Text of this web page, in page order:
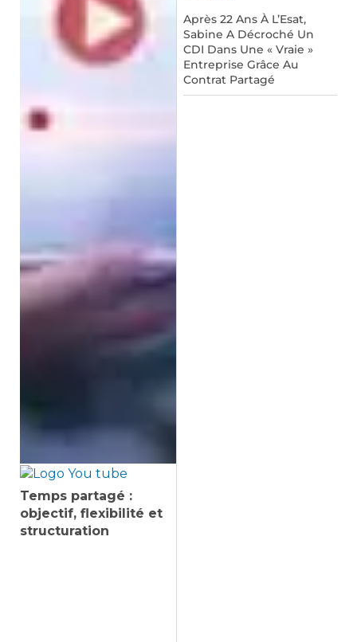
Temps partagé :
objectif, flexibilité et
structuration
Après 22 Ans À L’Esat,
Sabine A Décroché Un
CDI Dans Une « Vraie »
Entreprise Grâce Au
Contrat Partagé